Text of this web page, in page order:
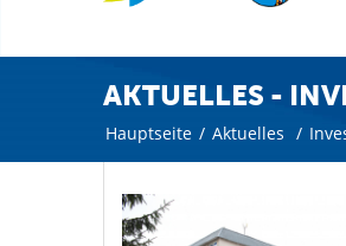
AKTUELLES -
Hauptseite / Aktuelles /